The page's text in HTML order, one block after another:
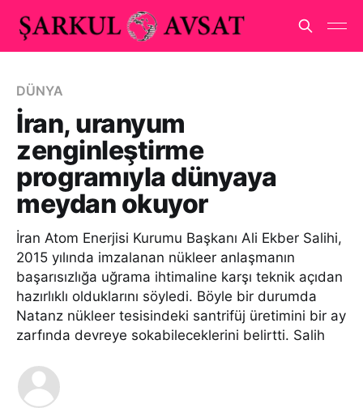
DÜNYA
İran, uranyum
zenginleştirme
programıyla dünyaya
meydan okuyor
İran Atom Enerjisi Kurumu Başkanı Ali Ekber Salihi,
2015 yılında imzalanan nükleer anlaşmanın
başarısızlığa uğrama ihtimaline karşı teknik açıdan
hazırlıklı olduklarını söyledi. Böyle bir durumda
Natanz nükleer tesisindeki santrifüj üretimini bir ay
zarfında devreye sokabileceklerini belirtti. Salih